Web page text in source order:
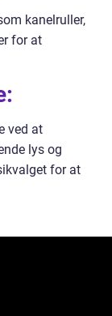
kanelruller,
for at
ved at
lys og
for at